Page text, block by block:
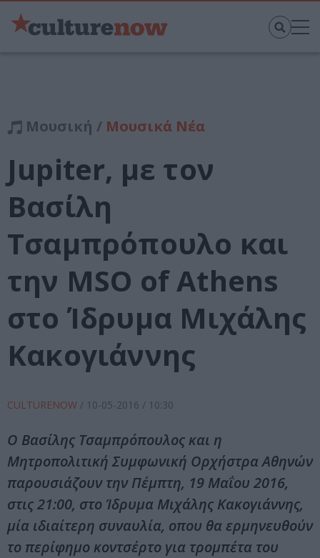
Μουσική / Μουσικά Νέα
Jupiter, με τον
Βασίλη
Τσαμπρόπουλο και
την MSO of Athens
στο Ίδρυμα Μιχάλης
Κακογιάννης
CULTURENOW / 10-05-2016 / 10:30
Ο Βασίλης Τσαμπρόπουλος και η
Μητροπολιτική Συμφωνική Ορχήστρα Αθηνών
παρουσιάζουν την Πέμπτη, 19 Μαΐου 2016,
στις 21:00, στο Ίδρυμα Μιχάλης Κακογιάννης,
μία ιδιαίτερη συναυλία, οπου θα ερμηνευθούν
το περίφημο κοντσέρτο για τρομπέτα του